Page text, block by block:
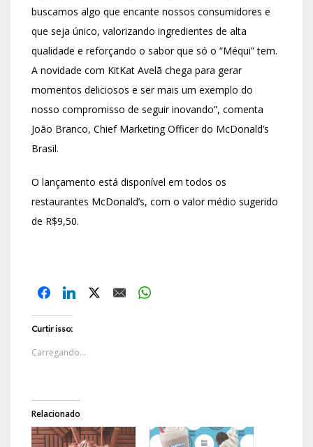
buscamos algo que encante nossos consumidores e
que seja único, valorizando ingredientes de alta
qualidade e reforçando o sabor que só o “Méqui” tem.
A novidade com KitKat Avelã chega para gerar
momentos deliciosos e ser mais um exemplo do
nosso compromisso de seguir inovando”, comenta
João Branco, Chief Marketing Officer do McDonald’s
Brasil.
O lançamento está disponível em todos os
restaurantes McDonald’s, com o valor médio sugerido
de R$9,50.
Curtir isso:
Carregando...
Relacionado